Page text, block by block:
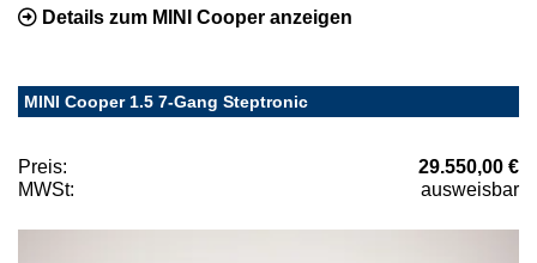
Details zum MINI Cooper anzeigen
MINI Cooper 1.5 7-Gang Steptronic
Preis:
29.550,00 €
MWSt:
ausweisbar